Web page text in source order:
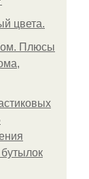
цвета.
Плюсы